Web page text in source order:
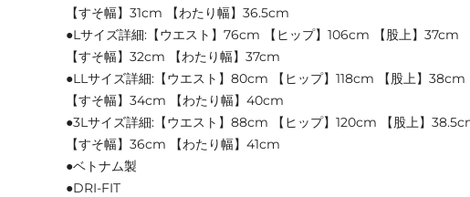
【すそ幅】31cm 【わたり幅】36.5cm
●Lサイズ詳細:【ウエスト】76cm 【ヒップ】106cm 【股上】37cm
【すそ幅】32cm 【わたり幅】37cm
●LLサイズ詳細:【ウエスト】80cm 【ヒップ】118cm 【股上】38cm
【すそ幅】34cm 【わたり幅】40cm
●3Lサイズ詳細:【ウエスト】88cm 【ヒップ】120cm 【股上】
【すそ幅】36cm 【わたり幅】41cm
●ベトナム製
●DRI-FIT